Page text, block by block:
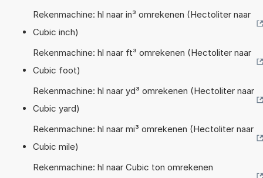
Rekenmachine: hl naar in³ omrekenen (Hectoliter naar
Cubic inch)
Rekenmachine: hl naar ft³ omrekenen (Hectoliter naar
Cubic foot)
Rekenmachine: hl naar yd³ omrekenen (Hectoliter naar
Cubic yard)
Rekenmachine: hl naar mi³ omrekenen (Hectoliter naar
Cubic mile)
Rekenmachine: hl naar Cubic ton omrekenen